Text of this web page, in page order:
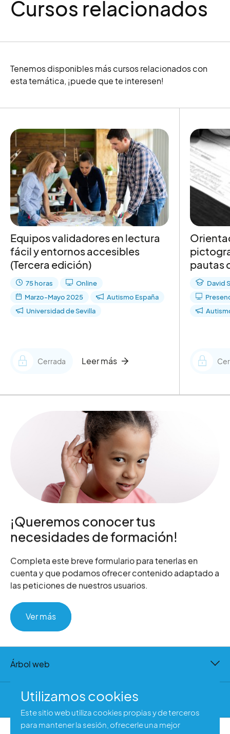
Cursos relacionados
Tenemos disponibles más cursos relacionados con
esta temática, ¡puede que te interesen!
Equipos validadores en lectura
fácil y entornos accesibles
(Tercera edición)
75 horas
Online
Marzo-Mayo 2025
Autismo España
Universidad de Sevilla
Cerrada Leer más
pautas
David
¡Queremos conocer tus
necesidades de formación!
Completa este breve formulario para tenerlas en
cuenta y que podamos ofrecer contenido adaptado a
las peticiones de nuestros usuarios.
Ver más
Árbol web
Contacto
Utilizamos cookies
Este sitio web utiliza cookies propias y de terceros
para mantener la sesión, ofrecerle una mejor